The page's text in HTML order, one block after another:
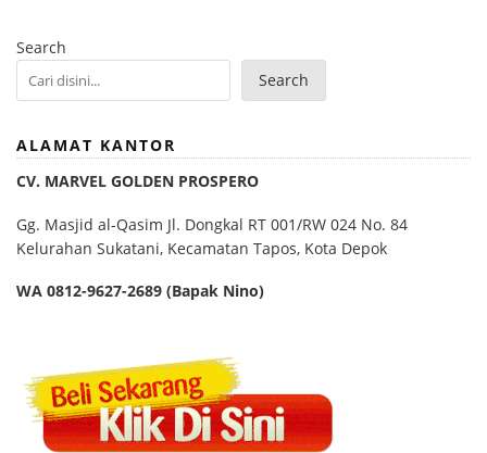
Search
Search
ALAMAT KANTOR
CV. MARVEL GOLDEN PROSPERO
Gg. Masjid al-Qasim Jl. Dongkal RT 001/RW 024 No. 84
Kelurahan Sukatani, Kecamatan Tapos, Kota Depok
WA 0812-9627-2689 (Bapak Nino)